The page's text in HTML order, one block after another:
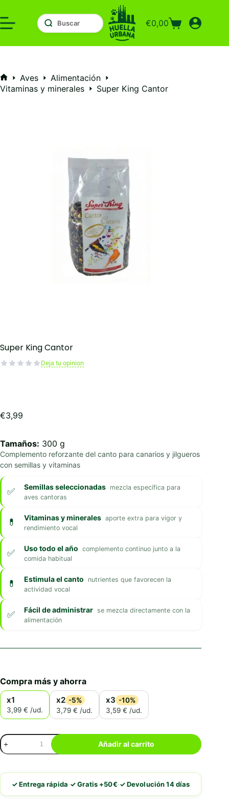
al
contenido
Carro
compra
€0,00
Inicio
Aves
Alimentación
Vitaminas y minerales
Super King Cantor
Super King Cantor
Deja tu opinion
€3,99
Tamaños: 300 g
Complemento reforzante del canto para canarios y jilgueros
con semillas y vitaminas
Semillas seleccionadas mezcla específica para
aves cantoras
Vitaminas y minerales aporte extra para vigor y
rendimiento vocal
Uso todo el año complemento continuo junto a la
comida habitual
Estimula el canto
nutrientes que favorecen la
actividad vocal
Fácil de administrar se mezcla directamente con la
alimentación
Compra más y ahorra
x1
3,99 € /ud.
x2 -5%
3,79 € /ud.
x3 -10%
3,59 € /ud.
Super
King
Cantor
Añadir al carrito
✓ Entrega rápida·✓ Gratis +50€·✓ Devolución 14 días